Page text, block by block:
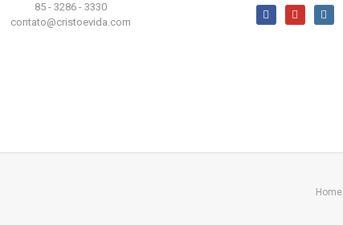
85 - 3286 - 3330
contato@cristoevida.com
Home